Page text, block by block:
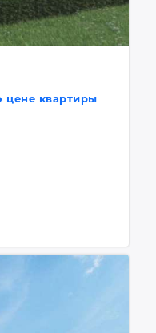
цене квартиры